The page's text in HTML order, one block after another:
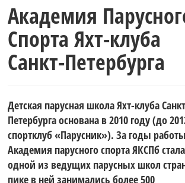
Академия
Спорта Яхт-клуба
Санкт-Петербурга
Детская парусная школа Яхт-клуба
Петербурга основана в 2010 году (до
спортклуб «Парусник»). За годы работы
Академия парусного спорта ЯКСПб стала
одной из ведущих парусных школ
пике в ней занимались более 500